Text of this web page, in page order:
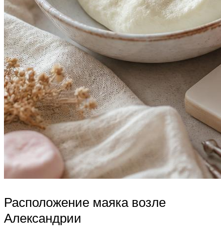
Расположение маяка возле
Александрии